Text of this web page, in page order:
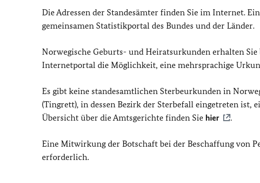
Die Adressen der Standesämter finden Sie im Internet. Ein
gemeinsamen Statistikportal des Bundes und der Länder.
Norwegische Geburts- und Heiratsurkunden erhalten Sie
Internetportal die Möglichkeit, eine mehrsprachige
Es gibt keine standesamtlichen Sterbeurkunden in
(Tingrett), in dessen Bezirk der Sterbefall eingetreten ist,
Übersicht über die Amtsgerichte finden Sie hier .
Eine Mitwirkung der Botschaft bei der Beschaffung von
erforderlich.